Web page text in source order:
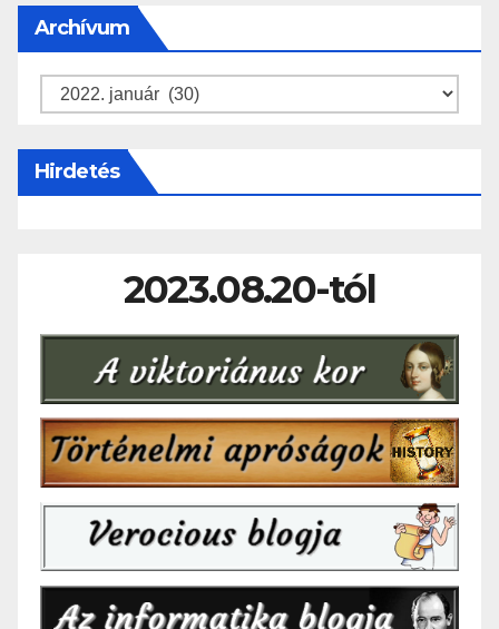
Archívum
Archívum
Hirdetés
2023.08.20-tól